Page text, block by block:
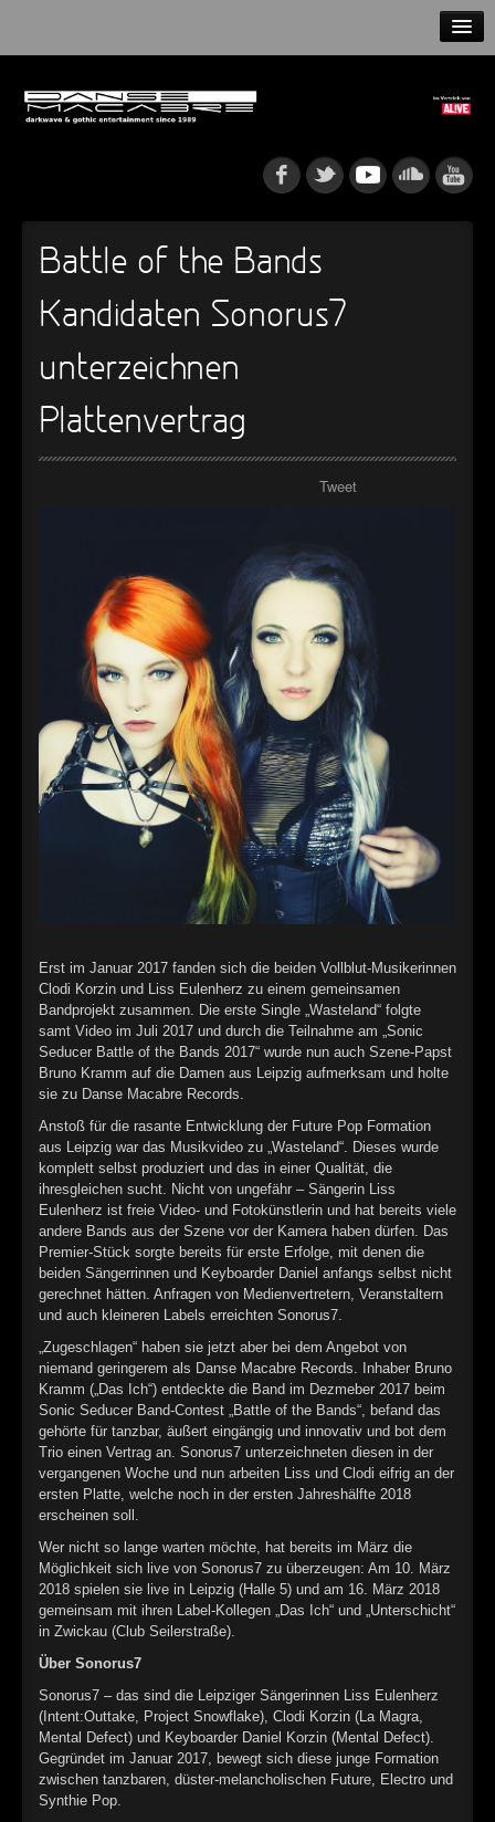
NEWS
►
►
►
►
►
►
►
►
►
Battle of the Bands
Kandidaten Sonorus7
unterzeichnen
Plattenvertrag
Tweet
Erst im Januar 2017 fanden sich die beiden Vollblut-Musikerinnen
Clodi Korzin und Liss Eulenherz zu einem gemeinsamen
Bandprojekt zusammen. Die erste Single „Wasteland“ folgte
samt Video im Juli 2017 und durch die Teilnahme am „Sonic
Seducer Battle of the Bands 2017“ wurde nun auch Szene-Papst
Bruno Kramm auf die Damen aus Leipzig aufmerksam und holte
sie zu Danse Macabre Records.
Anstoß für die rasante Entwicklung der Future Pop Formation
aus Leipzig war das Musikvideo zu „Wasteland“. Dieses wurde
komplett selbst produziert und das in einer Qualität, die
ihresgleichen sucht. Nicht von ungefähr – Sängerin Liss
Eulenherz ist freie Video- und Fotokünstlerin und hat bereits viele
andere Bands aus der Szene vor der Kamera haben dürfen. Das
Premier-Stück sorgte bereits für erste Erfolge, mit denen die
beiden Sängerrinnen und Keyboarder Daniel anfangs selbst nicht
gerechnet hätten. Anfragen von Medienvertretern, Veranstaltern
und auch kleineren Labels erreichten Sonorus7.
Zugeschlagen“ haben sie jetzt aber bei dem Angebot von
niemand geringerem als Danse Macabre Records. Inhaber Bruno
Kramm („Das Ich“) entdeckte die Band im Dezmeber 2017 beim
Sonic Seducer Band-Contest „Battle of the Bands“, befand das
gehörte für tanzbar, äußert eingängig und innovativ und bot dem
Trio einen Vertrag an. Sonorus7 unterzeichneten diesen in der
vergangenen Woche und nun arbeiten Liss und Clodi eifrig an der
ersten Platte, welche noch in der ersten Jahreshälfte 2018
erscheinen soll.
Wer nicht so lange warten möchte, hat bereits im März die
Möglichkeit sich live von Sonorus7 zu überzeugen: Am 10. März
2018 spielen sie live in Leipzig (Halle 5) und am 16. März 2018
gemeinsam mit ihren Label-Kollegen „Das Ich“ und „Unterschicht“
in Zwickau (Club Seilerstraße).
Über Sonorus7
Sonorus7 – das sind die Leipziger Sängerinnen Liss Eulenherz
(Intent:Outtake, Project Snowflake), Clodi Korzin (La Magra,
Mental Defect) und Keyboarder Daniel Korzin (Mental Defect).
Gegründet im Januar 2017, bewegt sich diese junge Formation
zwischen tanzbaren, düster-melancholischen Future, Electro und
Synthie Pop.